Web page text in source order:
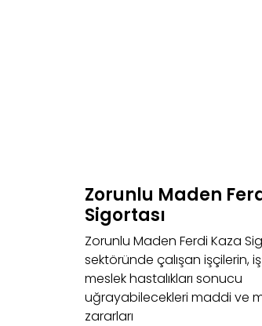
Zorunlu Maden
Sigortası
Zorunlu Maden Ferdi Kaza
sektöründe çalışan işçilerin,
meslek hastalıkları sonucu
uğrayabilecekleri maddi ve
zararları